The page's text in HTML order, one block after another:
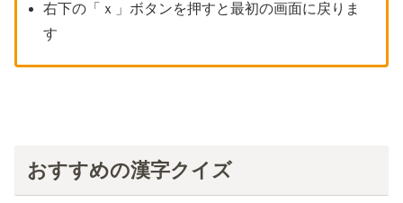
右下の「ｘ」ボタンを押すと最初の画面に戻りま
す
おすすめの漢字クイズ